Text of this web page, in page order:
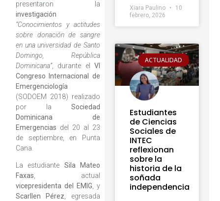
presentaron la
investigación
“Conocimientos y actitudes
sobre donación de sangre
en una universidad de Santo
Domingo, República
Dominicana”, durante el VI
Congreso Internacional de
Emergenciología
(SODOEM 2018) realizado
por la Sociedad
Dominicana de
Emergencias del 20 al 23
de septiembre, en Punta
Cana.
La estudiante Sila Mateo
Faxas, actual
vicepresidenta del EMIG, y
Scarllen Pérez, egresada
Xiara Paulino
10
febrero, 2026
ACTUALIDAD
Estudiantes
de Ciencias
Sociales de
INTEC
reflexionan
sobre la
historia de la
soñada
independencia